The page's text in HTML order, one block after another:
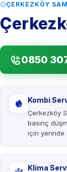
ÇERKEZKÖY
0850
Kombi
Çerkezköy
basınç
için yerinde
Klima